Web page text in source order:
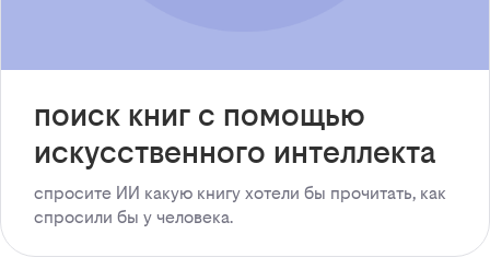
поиск книг с помощью
искусственного интеллекта
спросите ИИ какую книгу хотели бы прочитать, как
спросили бы у человека.